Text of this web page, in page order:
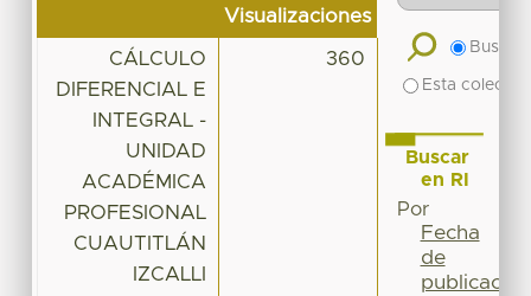
Visualizaciones
CÁLCULO
DIFERENCIAL E
INTEGRAL -
UNIDAD
ACADÉMICA
PROFESIONAL
CUAUTITLÁN
IZCALLI
360
Buscar
Esta
Buscar
en RI
Por
Fecha
de
publicación